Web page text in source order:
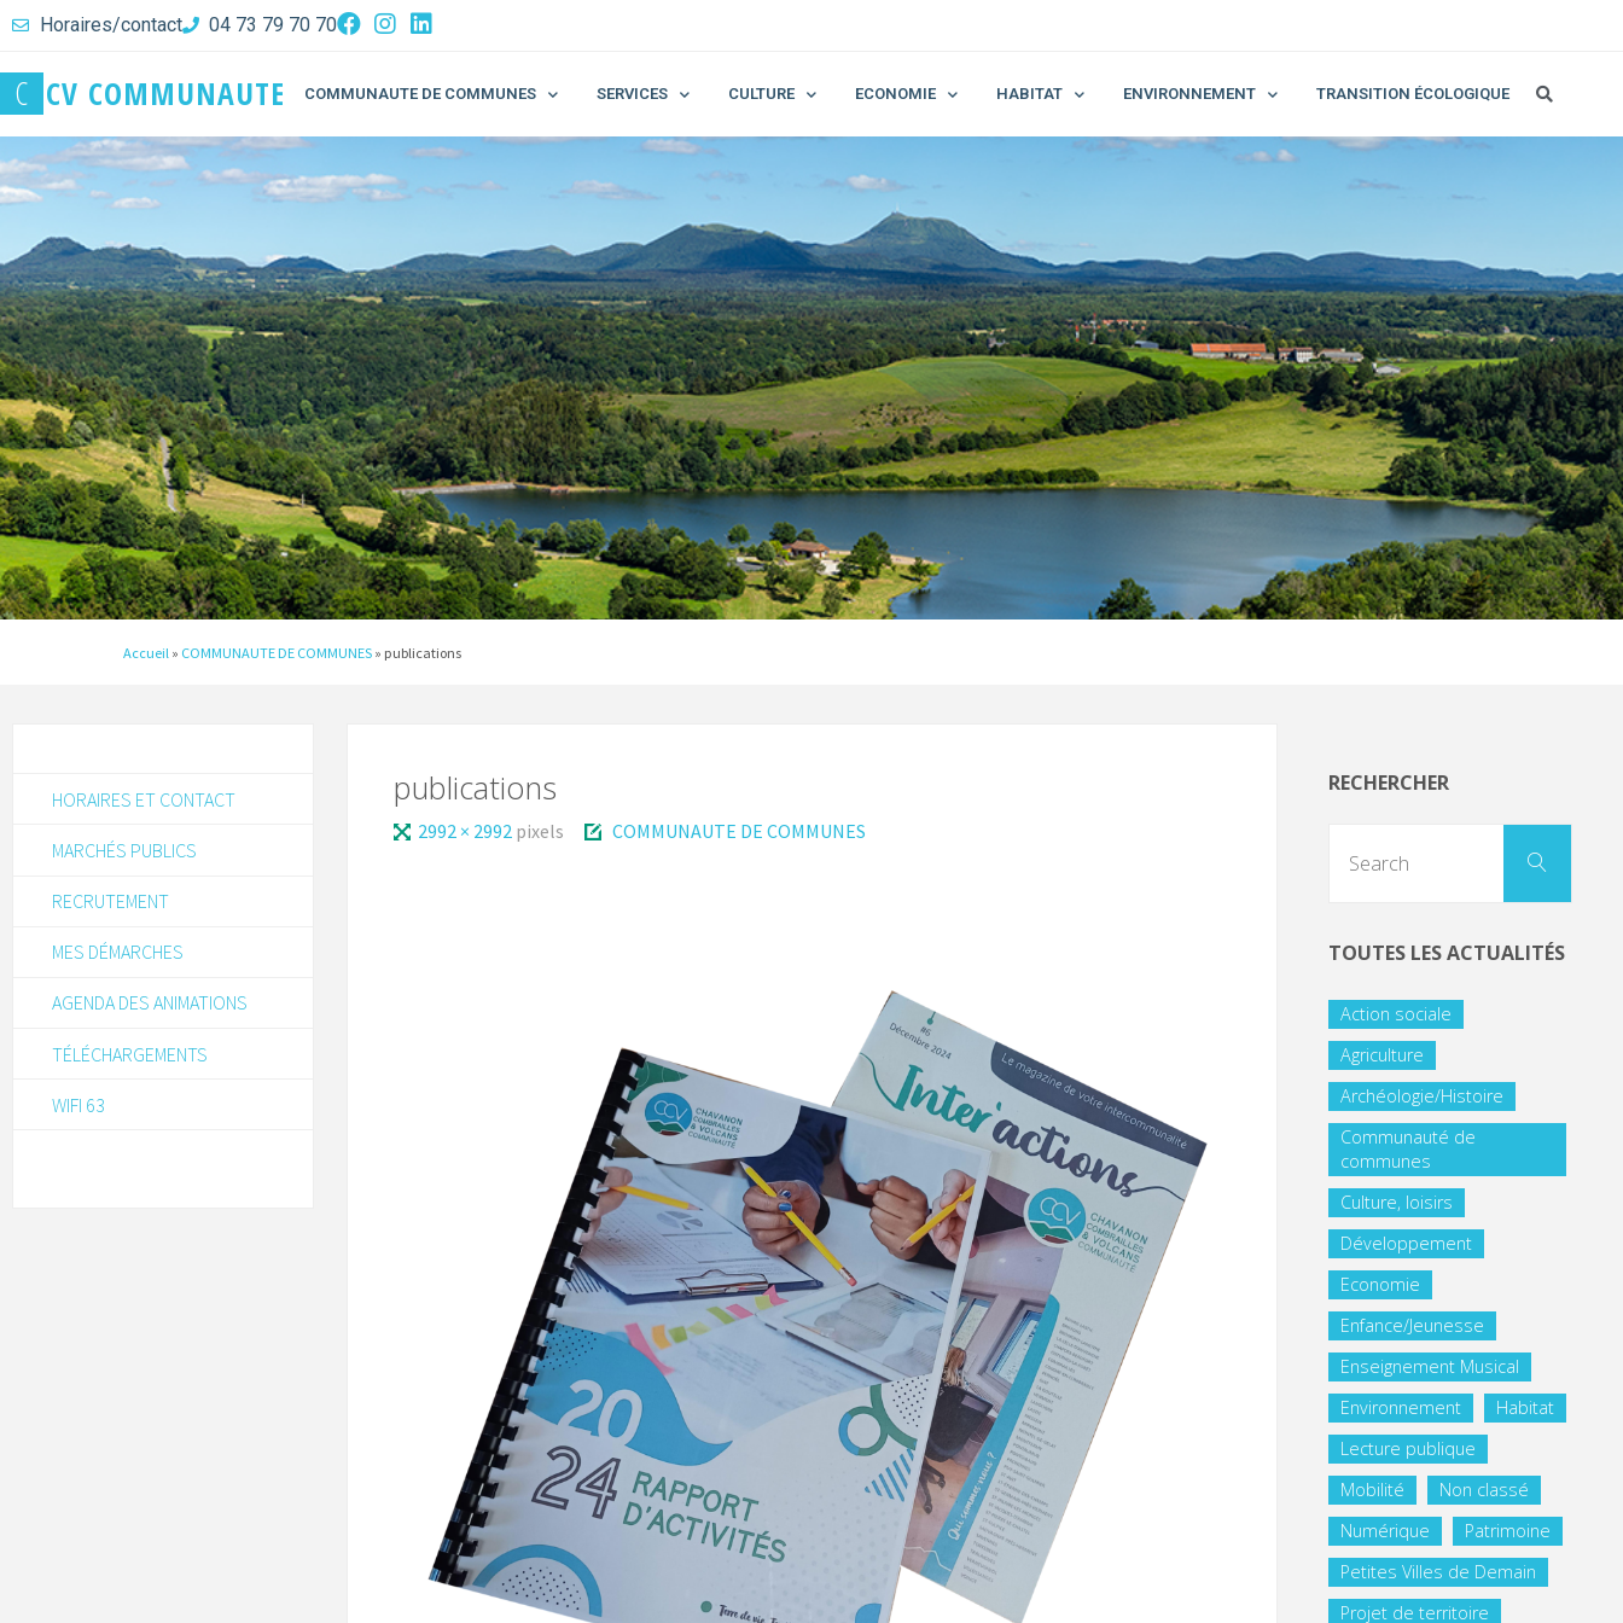
Horaires/contact 04 73 79 70 70
C CV COMMUNAUTE COMMUNAUTE DE COMMUNES SERVICES CULTURE ECONOMIE HABITAT ENVIRONNEMENT TRANSITION ÉCOLOGIQUE
Accueil » COMMUNAUTE DE COMMUNES » publications
publications
2992 × 2992 pixels COMMUNAUTE DE COMMUNES
HORAIRES ET CONTACT
MARCHÉS PUBLICS
RECRUTEMENT
MES DÉMARCHES
AGENDA DES ANIMATIONS
TÉLÉCHARGEMENTS
WIFI 63
RECHERCHER
TOUTES LES ACTUALITÉS
Action sociale
Agriculture
Archéologie/Histoire
Communauté de
communes
Culture, loisirs
Développement
Economie
Enfance/Jeunesse
Enseignement Musical
Environnement
Habitat
Lecture publique
Mobilité
Non classé
Numérique
Patrimoine
Petites Villes de Demain
Projet de territoire